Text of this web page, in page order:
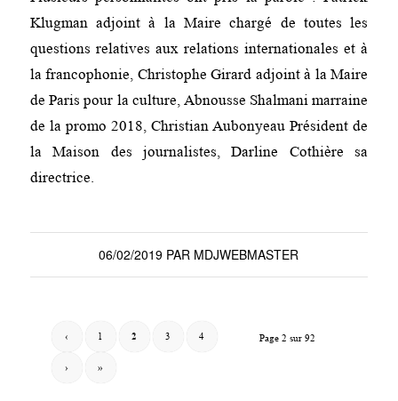
Klugman adjoint à la Maire chargé de toutes les
questions relatives aux relations internationales et à
la francophonie, Christophe Girard adjoint à la Maire
de Paris pour la culture, Abnousse Shalmani marraine
de la promo 2018, Christian Aubonyeau Président de
la Maison des journalistes, Darline Cothière sa
directrice.
06/02/2019 PAR MDJWEBMASTER
Page 2 sur 92
‹ 1 2 3 4
› »